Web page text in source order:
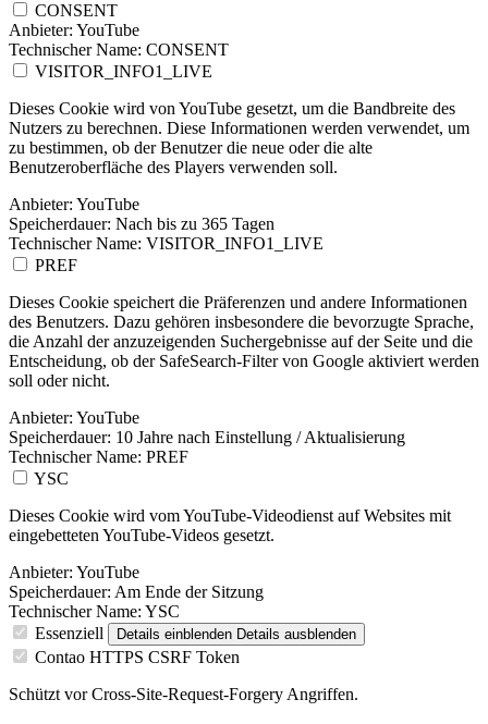
CONSENT
Anbieter: YouTube
Technischer Name: CONSENT
VISITOR_INFO1_LIVE
Dieses Cookie wird von YouTube gesetzt, um die Bandbreite des
Nutzers zu berechnen. Diese Informationen werden verwendet, um
zu bestimmen, ob der Benutzer die neue oder die alte
Benutzeroberfläche des Players verwenden soll.
Anbieter: YouTube
Speicherdauer: Nach bis zu 365 Tagen
Technischer Name: VISITOR_INFO1_LIVE
PREF
Dieses Cookie speichert die Präferenzen und andere Informationen
des Benutzers. Dazu gehören insbesondere die bevorzugte Sprache,
die Anzahl der anzuzeigenden Suchergebnisse auf der Seite und die
Entscheidung, ob der SafeSearch-Filter von Google aktiviert werden
soll oder nicht.
Anbieter: YouTube
Speicherdauer: 10 Jahre nach Einstellung / Aktualisierung
Technischer Name: PREF
YSC
Dieses Cookie wird vom YouTube-Videodienst auf Websites mit
eingebetteten YouTube-Videos gesetzt.
Anbieter: YouTube
Speicherdauer: Am Ende der Sitzung
Technischer Name: YSC
Essenziell
Details einblenden Details ausblenden
Contao HTTPS CSRF Token
Schützt vor Cross-Site-Request-Forgery Angriffen.